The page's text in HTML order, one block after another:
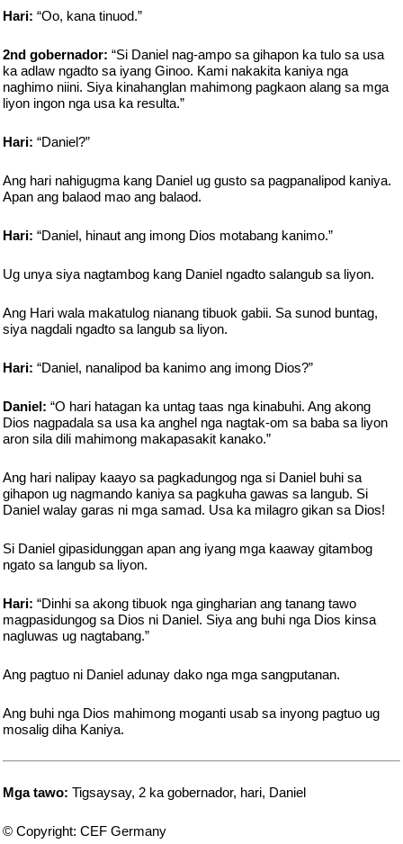
Hari: “Oo, kana tinuod.”
2nd gobernador: “Si Daniel nag-ampo sa gihapon ka tulo sa usa
ka adlaw ngadto sa iyang Ginoo. Kami nakakita kaniya nga
naghimo niini. Siya kinahanglan mahimong pagkaon alang sa mga
liyon ingon nga usa ka resulta.”
Hari: “Daniel?”
Ang hari nahigugma kang Daniel ug gusto sa pagpanalipod kaniya.
Apan ang balaod mao ang balaod.
Hari: “Daniel, hinaut ang imong Dios motabang kanimo.”
Ug unya siya nagtambog kang Daniel ngadto salangub sa liyon.
Ang Hari wala makatulog nianang tibuok gabii. Sa sunod buntag,
siya nagdali ngadto sa langub sa liyon.
Hari: “Daniel, nanalipod ba kanimo ang imong Dios?”
Daniel: “O hari hatagan ka untag taas nga kinabuhi. Ang akong
Dios nagpadala sa usa ka anghel nga nagtak-om sa baba sa liyon
aron sila dili mahimong makapasakit kanako.”
Ang hari nalipay kaayo sa pagkadungog nga si Daniel buhi sa
gihapon ug nagmando kaniya sa pagkuha gawas sa langub. Si
Daniel walay garas ni mga samad. Usa ka milagro gikan sa Dios!
Si Daniel gipasidunggan apan ang iyang mga kaaway gitambog
ngato sa langub sa liyon.
Hari: “Dinhi sa akong tibuok nga gingharian ang tanang tawo
magpasidungog sa Dios ni Daniel. Siya ang buhi nga Dios kinsa
nagluwas ug nagtabang.”
Ang pagtuo ni Daniel adunay dako nga mga sangputanan.
Ang buhi nga Dios mahimong moganti usab sa inyong pagtuo ug
mosalig diha Kaniya.
Mga tawo: Tigsaysay, 2 ka gobernador, hari, Daniel
© Copyright: CEF Germany